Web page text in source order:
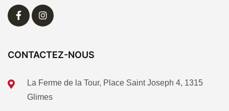
CONTACTEZ-NOUS
La Ferme de la Tour, Place Saint Joseph 4, 1315
Glimes